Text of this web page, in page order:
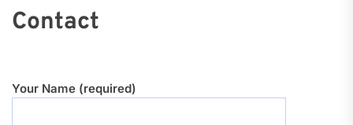
Contact
Your Name (required)